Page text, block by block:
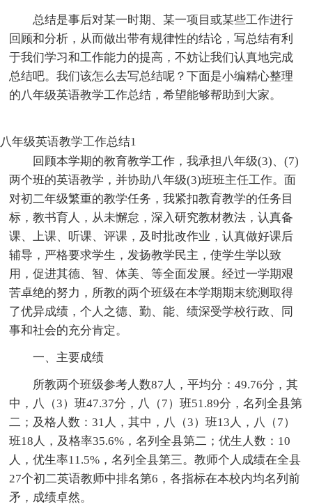
总结是事后对某一时期、某一项目或某些工作进行
回顾和分析，从而做出带有规律性的结论，写总结有利
于我们学习和工作能力的提高，不妨让我们认真地完成
总结吧。我们该怎么去写总结呢？下面是小编精心整理
的八年级英语教学工作总结，希望能够帮助到大家。
八年级英语教学工作总结1
回顾本学期的教育教学工作，我承担八年级(3)、(7)
两个班的英语教学，并协助八年级(3)班班主任工作。面
对初二年级繁重的教学任务，我紧扣教育教学的任务目
标，教书育人，从未懈怠，深入研究教材教法，认真备
课、上课、听课、评课，及时批改作业，认真做好课后
辅导，严格要求学生，发扬教学民主，使学生学以致
用，促进其德、智、体美、等全面发展。经过一学期艰
苦卓绝的努力，所教的两个班级在本学期期末统测取得
了优异成绩，个人之德、勤、能、绩深受学校行政、同
事和社会的充分肯定。
一、主要成绩
所教两个班级参考人数87人，平均分：49.76分，其
中，八（3）班47.37分，八（7）班51.89分，名列全县第
二；及格人数：31人，其中，八（3）班13人，八（7）
班18人，及格率35.6%，名列全县第二；优生人数：10
人，优生率11.5%，名列全县第三。教师个人成绩在全县
27个初二英语教师中排名第6，各指标在本校内均名列前
矛，成绩卓然。